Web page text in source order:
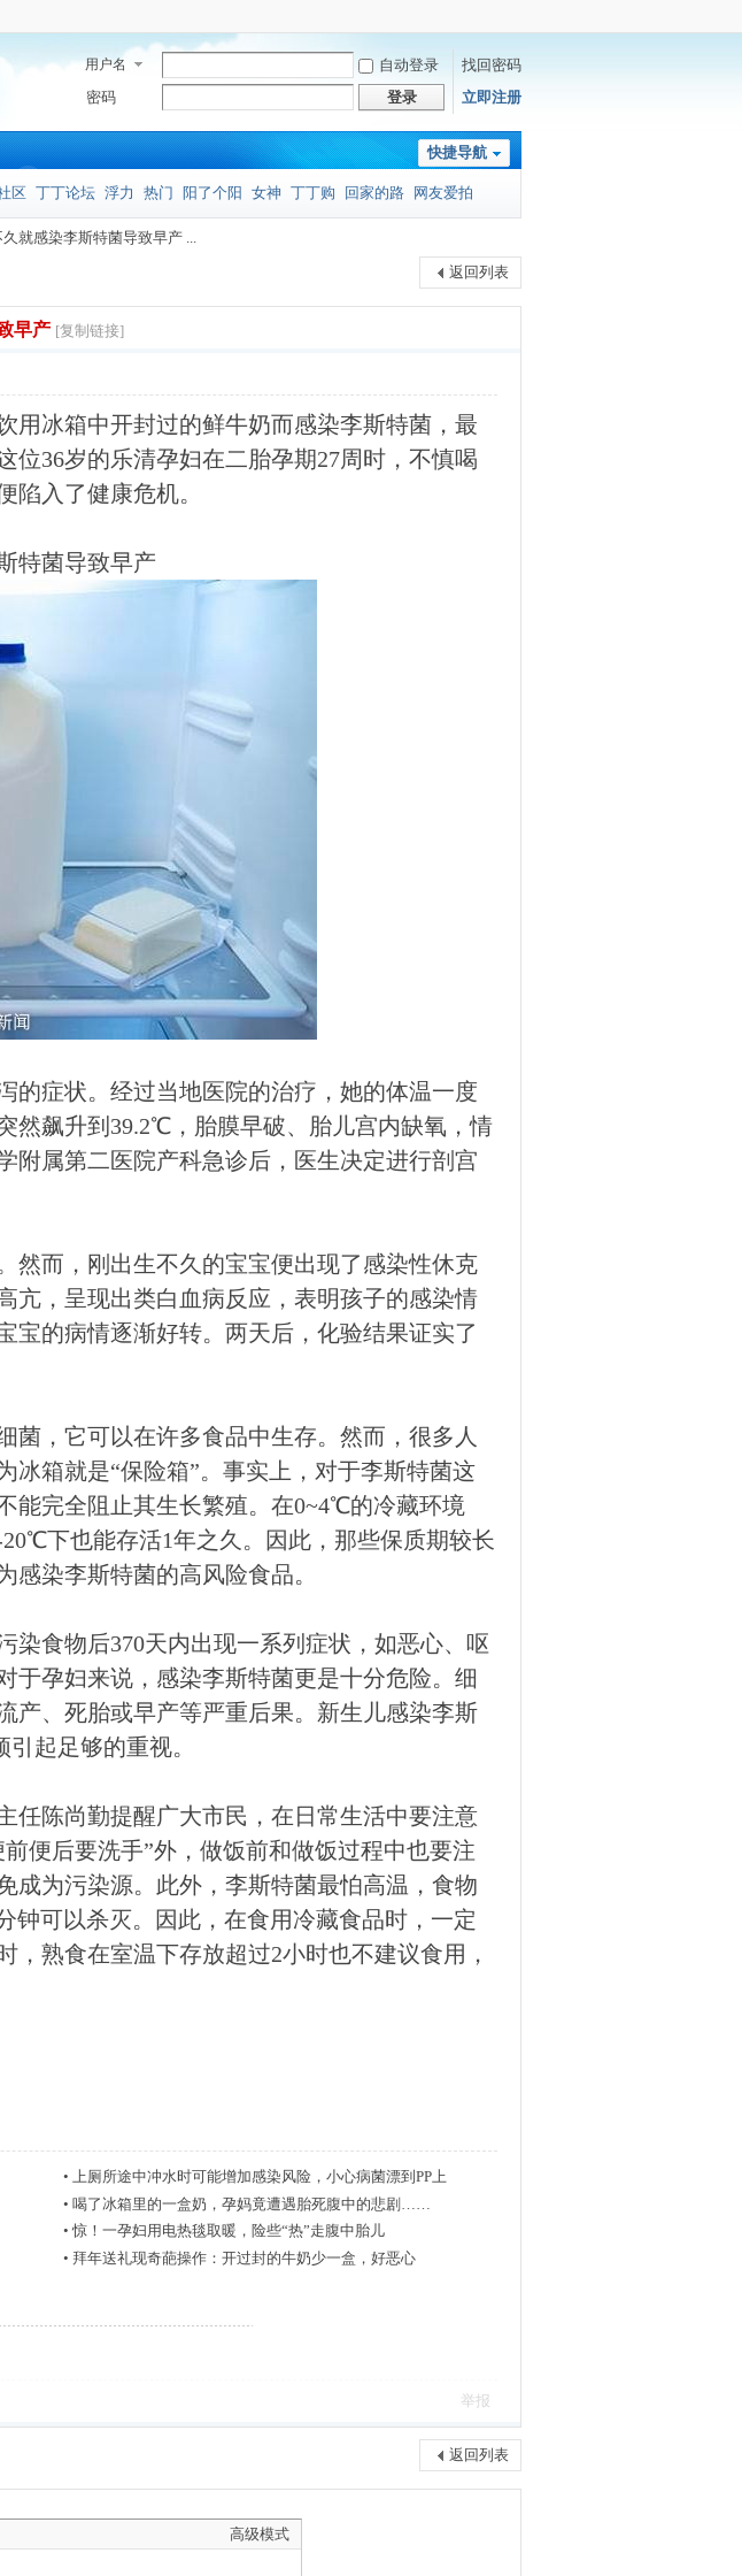
用户名 自动登录
找回密码
密码
登录 立即注册
快捷导航
区 丁丁论坛 浮力 热门 阳了个阳 女神 丁丁购 回家的路 网友爱拍
就感染李斯特菌导致早产 ...
返回列表
早产 [复制链接]
用冰箱中开封过的鲜牛奶而感染李斯特菌，最
位36岁的乐清孕妇在二胎孕期27周时，不慎喝
陷入了健康危机。
特菌导致早产
的症状。经过当地医院的治疗，她的体温一度
然飙升到39.2℃，胎膜早破、胎儿宫内缺氧，情
附属第二医院产科急诊后，医生决定进行剖宫
然而，刚出生不久的宝宝便出现了感染性休克
亢，呈现出类白血病反应，表明孩子的感染情
宝的病情逐渐好转。两天后，化验结果证实了
菌，它可以在许多食品中生存。然而，很多人
冰箱就是“保险箱”。事实上，对于李斯特菌这
能完全阻止其生长繁殖。在0~4℃的冷藏环境
下也能存活1年之久。因此，那些保质期较长
感染李斯特菌的高风险食品。
染食物后370天内出现一系列症状，如恶心、呕
于孕妇来说，感染李斯特菌更是十分危险。细
产、死胎或早产等严重后果。新生儿感染李斯
起足够的重视。
任陈尚勤提醒广大市民，在日常生活中要注意
便后要洗手”外，做饭前和做饭过程中也要注
成为污染源。此外，李斯特菌最怕高温，食物
钟可以杀灭。因此，在食用冷藏食品时，一定
，熟食在室温下存放超过2小时也不建议食用，
• 上厕所途中冲水时可能增加感染风险，小心病菌漂到PP上
• 喝了冰箱里的一盒奶，孕妈竟遭遇胎死腹中的悲剧……
•惊！一孕妇用电热毯取暖，险些“热”走腹中胎儿
• 拜年送礼现奇葩操作：开过封的牛奶少一盒，好恶心
举报
返回列表
高级模式